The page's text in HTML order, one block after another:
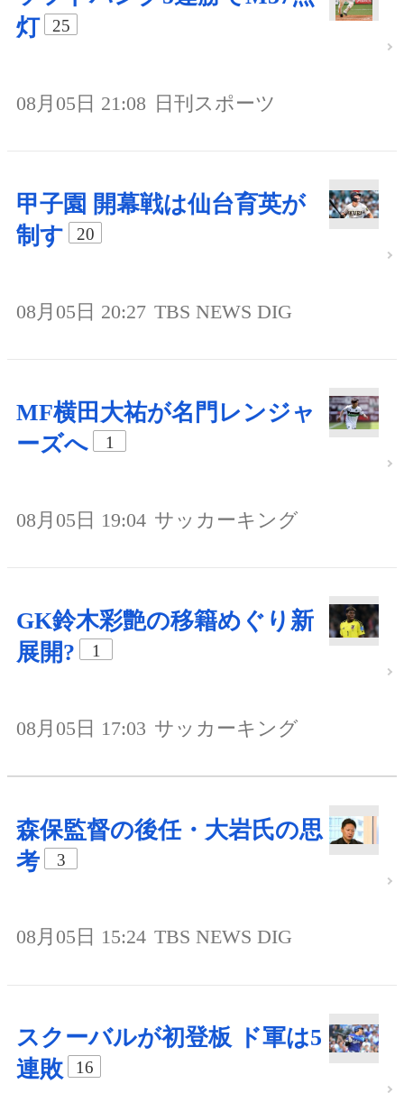
灯
25
08月05日 21:08 日刊スポーツ
甲子園 開幕戦は仙台育英が
制す
20
08月05日 20:27 TBS NEWS DIG
MF横田大祐が名門レンジャ
ーズへ
1
08月05日 19:04 サッカーキング
GK鈴木彩艶の移籍めぐり新
展開?
1
08月05日 17:03 サッカーキング
森保監督の後任・大岩氏の思
考
3
08月05日 15:24 TBS NEWS DIG
スクーバルが初登板 ド軍は5
連敗
16